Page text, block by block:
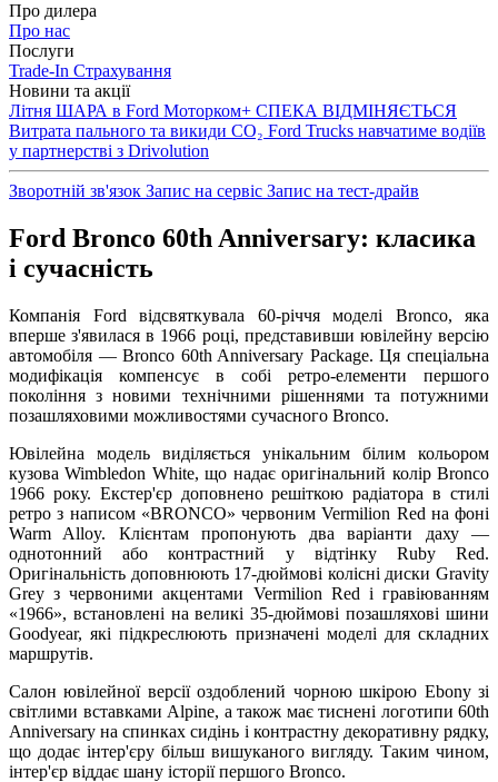
Про дилера
Про нас
Послуги
Trade-In Страхування
Новини та акції
Літня ШАРА в Ford Моторком+ СПЕКА ВІДМІНЯЄТЬСЯ
Витрата пального та викиди CO₂ Ford Trucks навчатиме водіїв
у партнерстві з Drivolution
Зворотній зв'язок Запис на сервіс Запис на тест-драйв
Ford Bronco 60th Anniversary: класика
і сучасність
Компанія Ford відсвяткувала 60-річчя моделі Bronco, яка
вперше з'явилася в 1966 році, представивши ювілейну версію
автомобіля — Bronco 60th Anniversary Package. Ця спеціальна
модифікація компенсує в собі ретро-елементи першого
покоління з новими технічними рішеннями та потужними
позашляховими можливостями сучасного Bronco.
Ювілейна модель виділяється унікальним білим кольором
кузова Wimbledon White, що надає оригінальний колір Bronco
1966 року. Екстер'єр доповнено решіткою радіатора в стилі
ретро з написом «BRONCO» червоним Vermilion Red на фоні
Warm Alloy. Клієнтам пропонують два варіанти даху —
однотонний або контрастний у відтінку Ruby Red.
Оригінальність доповнюють 17-дюймові колісні диски Gravity
Grey з червоними акцентами Vermilion Red і гравіюванням
«1966», встановлені на великі 35-дюймові позашляхові шини
Goodyear, які підкреслюють призначені моделі для складних
маршрутів.
Салон ювілейної версії оздоблений чорною шкірою Ebony зі
світлими вставками Alpine, а також має тиснені логотипи 60th
Anniversary на спинках сидінь і контрастну декоративну рядку,
що додає інтер'єру більш вишуканого вигляду. Таким чином,
інтер'єр віддає шану історії першого Bronco.